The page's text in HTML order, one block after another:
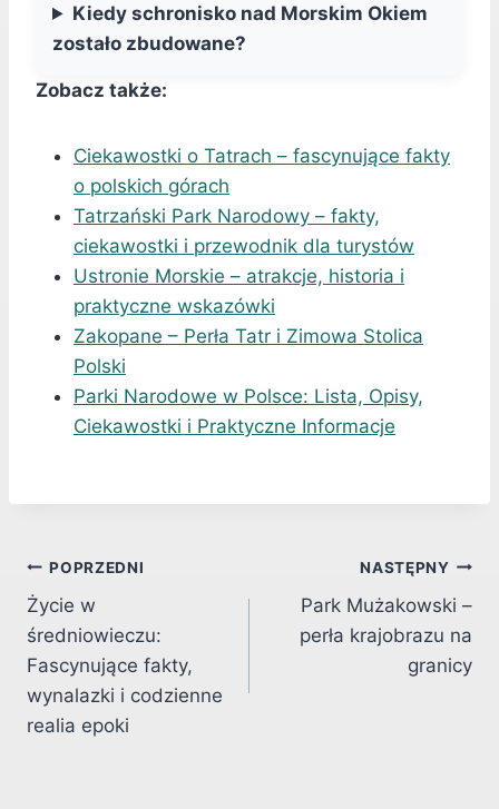
Kiedy schronisko nad Morskim Okiem
zostało zbudowane?
Zobacz także:
Ciekawostki o Tatrach – fascynujące fakty
o polskich górach
Tatrzański Park Narodowy – fakty,
ciekawostki i przewodnik dla turystów
Ustronie Morskie – atrakcje, historia i
praktyczne wskazówki
Zakopane – Perła Tatr i Zimowa Stolica
Polski
Parki Narodowe w Polsce: Lista, Opisy,
Ciekawostki i Praktyczne Informacje
Nawigacja
wpisu
POPRZEDNI
Życie w
średniowieczu:
Fascynujące fakty,
wynalazki i codzienne
realia epoki
NASTĘPNY
Park Mużakowski –
perła krajobrazu na
granicy